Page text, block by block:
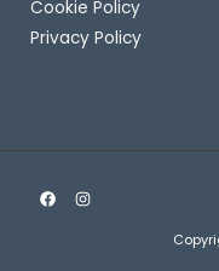
Cookie Policy
Privacy Policy